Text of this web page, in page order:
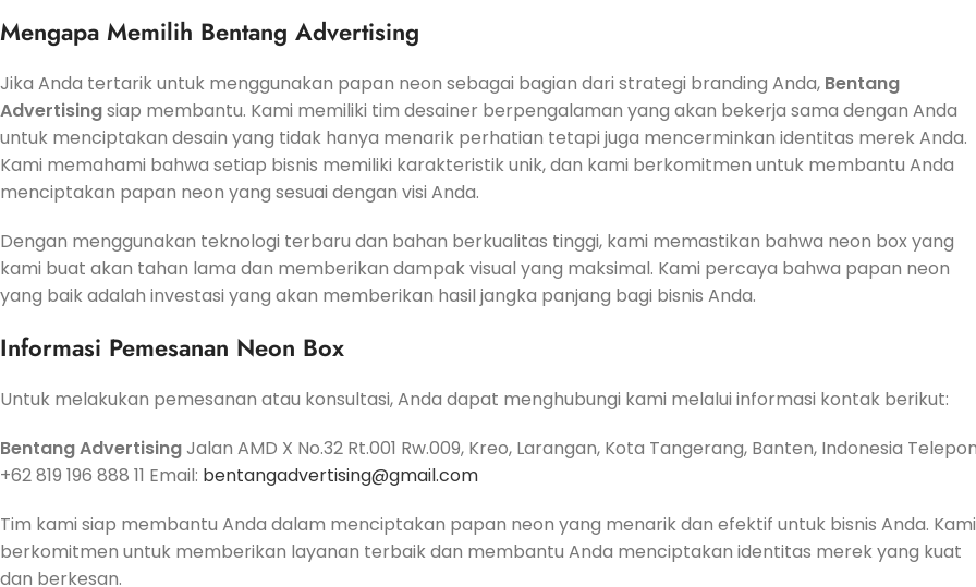
Mengapa Memilih Bentang Advertising
Jika Anda tertarik untuk menggunakan papan neon sebagai bagian dari strategi branding Anda, Bentang
Advertisingsiap membantu. Kami memiliki tim desainer berpengalaman yang akan bekerja sama dengan Anda
untuk menciptakan desain yang tidak hanya menarik perhatian tetapi juga mencerminkan identitas merek Anda.
Kami memahami bahwa setiap bisnis memiliki karakteristik unik, dan kami berkomitmen untuk membantu Anda
menciptakan papan neon yang sesuai dengan visi Anda.
Dengan menggunakan teknologi terbaru dan bahan berkualitas tinggi, kami memastikan bahwa neon box yang
kami buat akan tahan lama dan memberikan dampak visual yang maksimal. Kami percaya bahwa papan neon
yang baik adalah investasi yang akan memberikan hasil jangka panjang bagi bisnis Anda.
Informasi Pemesanan Neon Box
Untuk melakukan pemesanan atau konsultasi, Anda dapat menghubungi kami melalui informasi kontak berikut:
Bentang AdvertisingJalan AMD X No.32 Rt.001 Rw.009, Kreo, Larangan, Kota Tangerang, Banten, Indonesia
+62 819 196 888 11 Email: bentangadvertising@gmail.com
Tim kami siap membantu Anda dalam menciptakan papan neon yang menarik dan efektif untuk bisnis Anda. Kami
berkomitmen untuk memberikan layanan terbaik dan membantu Anda menciptakan identitas merek yang kuat
dan berkesan.